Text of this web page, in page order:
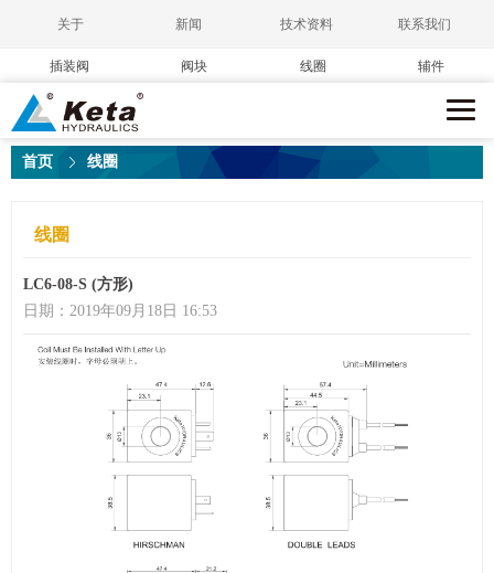
关于 新闻 技术资料 联系我们
插装阀 阀块 线圈 辅件
首页 线圈
线圈
LC6-08-S (方形)
日期：2019年09月18日 16:53